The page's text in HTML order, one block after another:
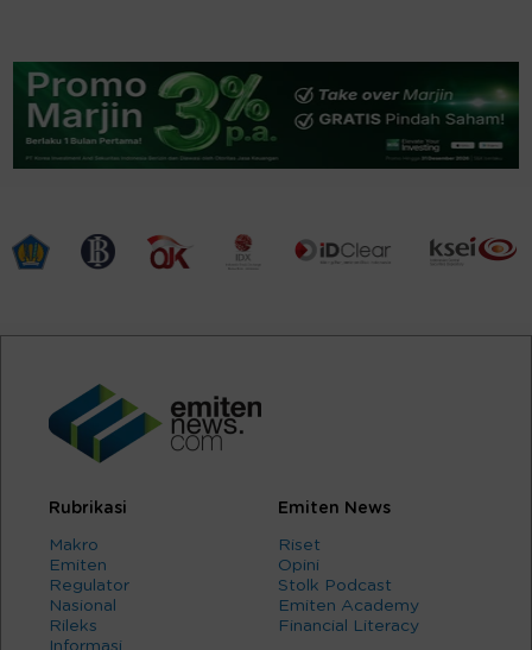
Rubrikasi
Makro
Emiten
Regulator
Nasional
Rileks
Informasi
Emiten News
Riset
Opini
Stolk Podcast
Emiten Academy
Financial Literacy